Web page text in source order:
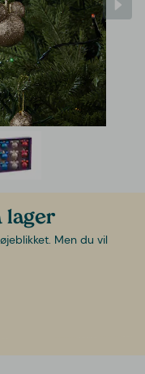
lager
Men du vil